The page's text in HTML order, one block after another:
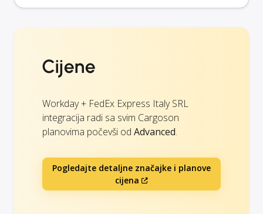
Cijene
Workday + FedEx Express Italy SRL
integracija radi sa svim Cargoson
planovima počevši od Advanced.
Pogledajte detaljne značajke i planove
cijena